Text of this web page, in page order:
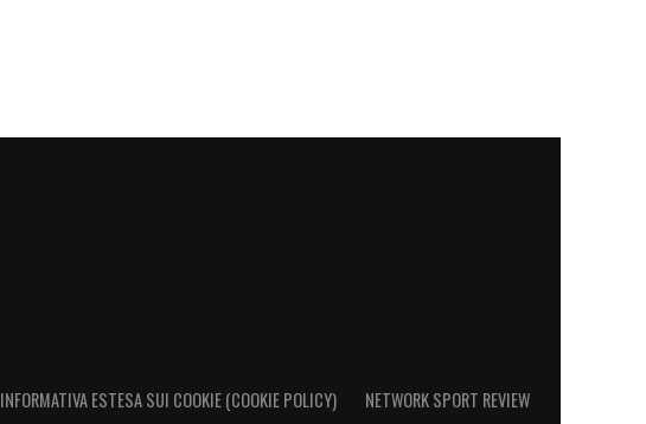
INFORMATIVA ESTESA SUI COOKIE (COOKIE POLICY) NETWORK SPORT REVIEW